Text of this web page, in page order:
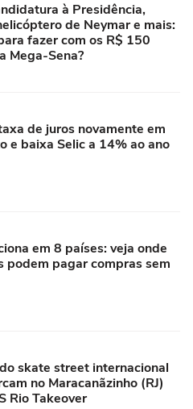
à Presidência,
de Neymar e mais:
fazer com os R$ 150
Mega-Sena?
de juros novamente em
e baixa Selic a 14% ao ano
em 8 países: veja onde
podem pagar compras sem
skate street internacional
no Maracanãzinho (RJ)
Rio Takeover